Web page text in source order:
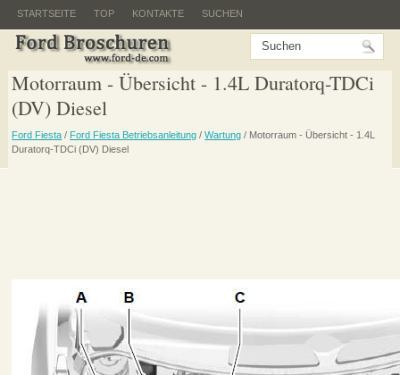
STARTSEITE TOP KONTAKTE SUCHEN
Motorraum - Übersicht - 1.4L Duratorq-TDCi
(DV) Diesel
Ford Fiesta / Ford Fiesta Betriebsanleitung /Wartung / Motorraum - Übersicht - 1.4L
Duratorq-TDCi (DV) Diesel